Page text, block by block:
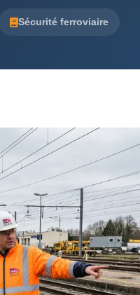
Sécurité ferroviaire